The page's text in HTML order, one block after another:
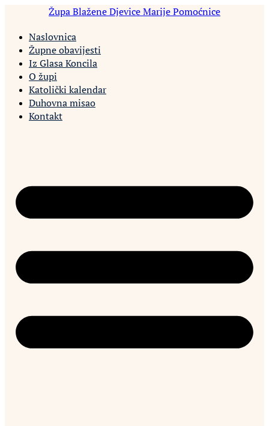
Župa Blažene Djevice Marije Pomoćnice
Naslovnica
Župne obavijesti
Iz Glasa Koncila
O župi
Katolički kalendar
Duhovna misao
Kontakt